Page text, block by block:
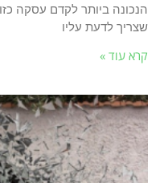
הנכונה ביותר לקדם עסקה
שצריך לדעת עליו
קרא עוד »